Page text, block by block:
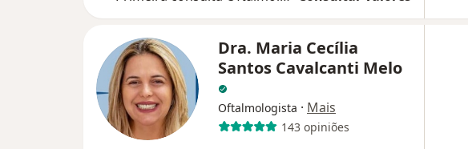
Dra. Maria Cecília
Santos Cavalcanti Melo
Oftalmologista · Mais
143 opiniões